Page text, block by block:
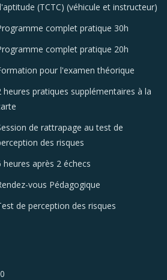
(TCTC) (véhicule et instructeur)
complet pratique 30h
complet pratique 20h
pour l'examen théorique
heures pratiques supplémentaires à la
de rattrapage au test de
des risques
heures après 2 échecs
vous Pédagogique
de perception des risques